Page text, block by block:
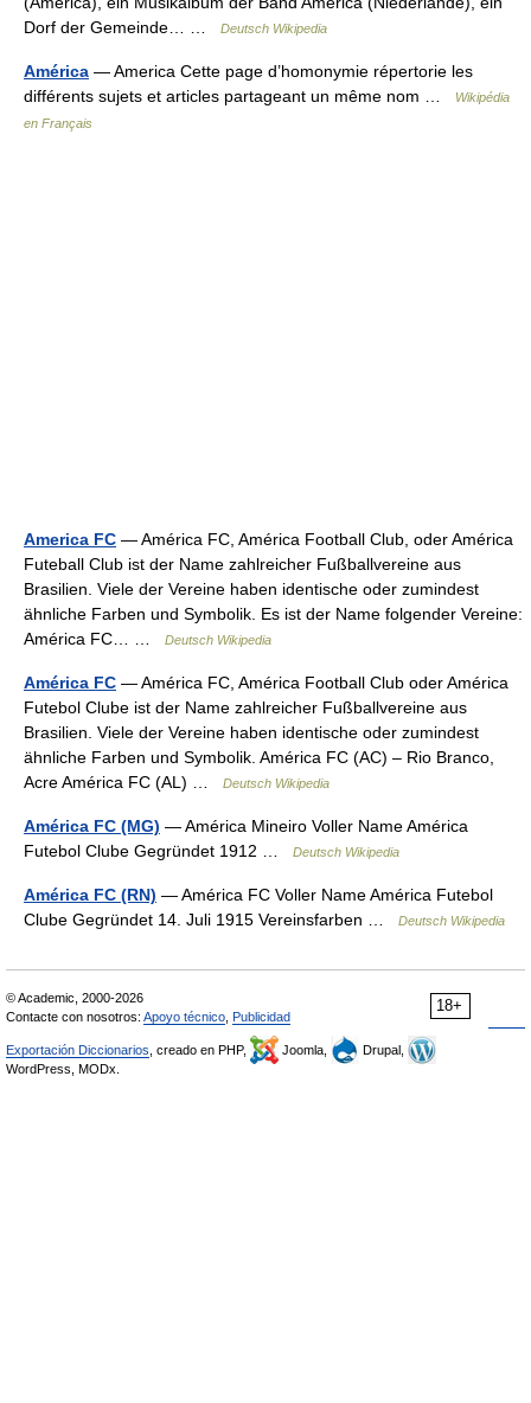
Dorf der Gemeinde… …
Deutsch Wikipedia
América — America Cette page d’homonymie répertorie les
différents sujets et articles partageant un même nom …
Wikipédia
en Français
America FC — América FC, América Football Club, oder América
Futeball Club ist der Name zahlreicher Fußballvereine aus
Brasilien. Viele der Vereine haben identische oder zumindest
ähnliche Farben und Symbolik. Es ist der Name folgender Vereine:
América FC… …
Deutsch Wikipedia
América FC — América FC, América Football Club oder América
Futebol Clube ist der Name zahlreicher Fußballvereine aus
Brasilien. Viele der Vereine haben identische oder zumindest
ähnliche Farben und Symbolik. América FC (AC) – Rio Branco,
Acre América FC (AL) …
Deutsch Wikipedia
América FC (MG) — América Mineiro Voller Name América
Futebol Clube Gegründet 1912 …
Deutsch Wikipedia
América FC (RN) — América FC Voller Name América Futebol
Clube Gegründet 14. Juli 1915 Vereinsfarben …
Deutsch Wikipedia
18+
© Academic, 2000-2026
Contacte con nosotros: Apoyo técnico Publicidad
Exportación Diccionarios , creado en PHP, Joomla,
Drupal,
WordPress, MODx.